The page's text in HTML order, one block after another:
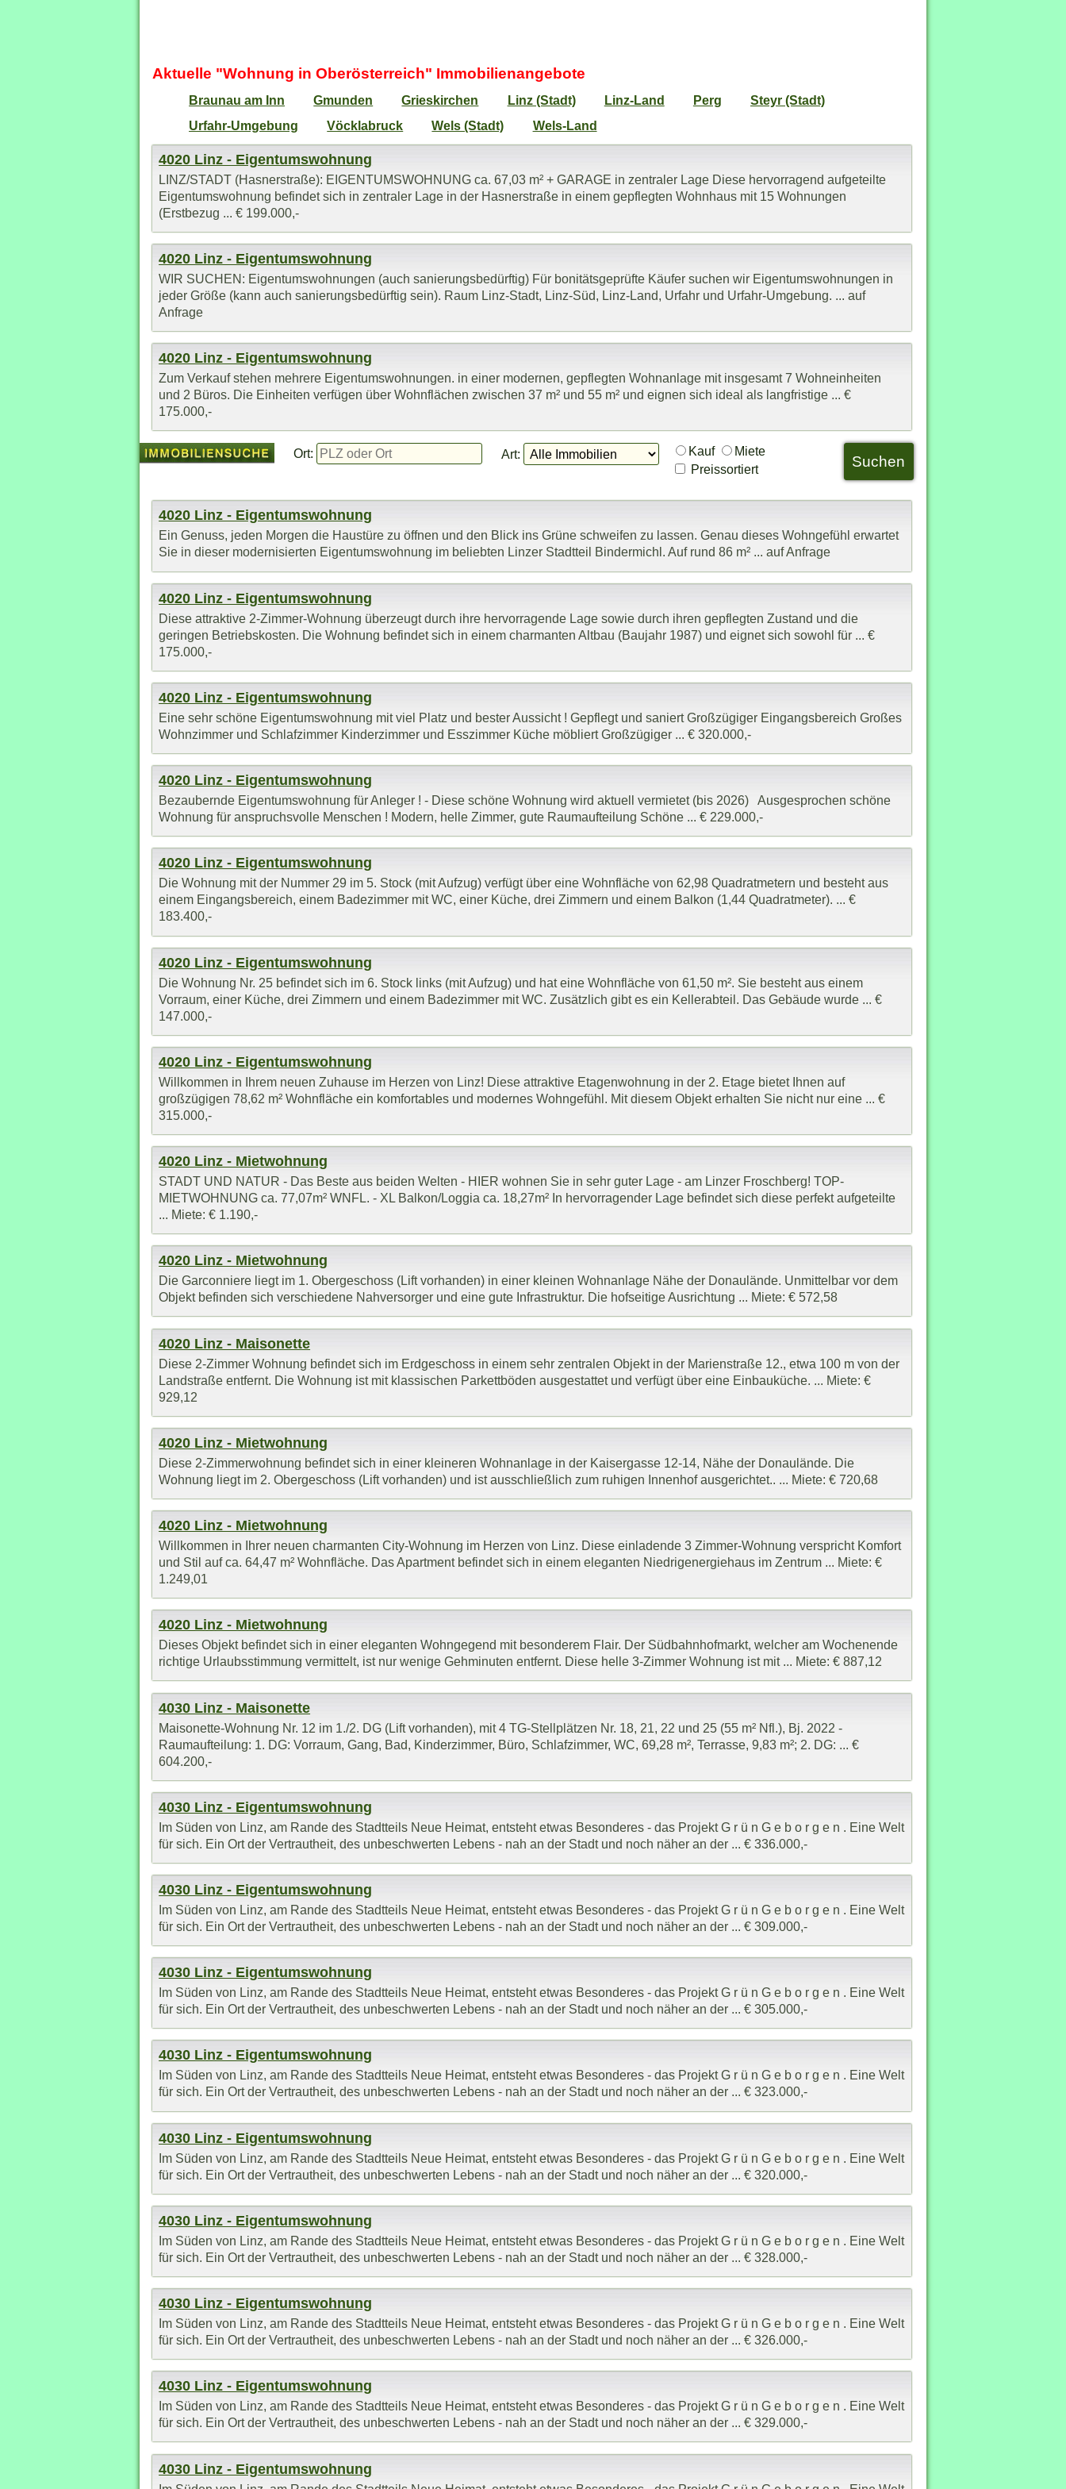
Aktuelle "Wohnung in Oberösterreich" Immobilienangebote
Braunau am Inn Gmunden Grieskirchen Linz (Stadt) Linz-Land Perg
Steyr (Stadt)
Urfahr-Umgebung
Vöcklabruck Wels (Stadt) Wels-Land
4020 Linz - Eigentumswohnung
LINZ/STADT (Hasnerstraße): EIGENTUMSWOHNUNG ca. 67,03 m² + GARAGE in zentraler Lage Diese hervorragend aufgeteilte
Eigentumswohnung befindet sich in zentraler Lage in der Hasnerstraße in einem gepflegten Wohnhaus mit 15 Wohnungen
(Erstbezug ... € 199.000,-
4020 Linz - Eigentumswohnung
WIR SUCHEN: Eigentumswohnungen (auch sanierungsbedürftig) Für bonitätsgeprüfte Käufer suchen wir Eigentumswohnungen in
jeder Größe (kann auch sanierungsbedürftig sein). Raum Linz-Stadt, Linz-Süd, Linz-Land, Urfahr und Urfahr-Umgebung. ... auf
Anfrage
4020 Linz - Eigentumswohnung
Zum Verkauf stehen mehrere Eigentumswohnungen. in einer modernen, gepflegten Wohnanlage mit insgesamt 7 Wohneinheiten
und 2 Büros. Die Einheiten verfügen über Wohnflächen zwischen 37 m² und 55 m² und eignen sich ideal als langfristige ... €
175.000,-
Ort: Art: Kauf
Miete
Preissortiert
4020 Linz - Eigentumswohnung
Ein Genuss, jeden Morgen die Haustüre zu öffnen und den Blick ins Grüne schweifen zu lassen. Genau dieses Wohngefühl erwartet
Sie in dieser modernisierten Eigentumswohnung im beliebten Linzer Stadtteil Bindermichl. Auf rund 86 m² ... auf Anfrage
4020 Linz - Eigentumswohnung
Diese attraktive 2-Zimmer-Wohnung überzeugt durch ihre hervorragende Lage sowie durch ihren gepflegten Zustand und die
geringen Betriebskosten. Die Wohnung befindet sich in einem charmanten Altbau (Baujahr 1987) und eignet sich sowohl für ... €
175.000,-
4020 Linz - Eigentumswohnung
Eine sehr schöne Eigentumswohnung mit viel Platz und bester Aussicht ! Gepflegt und saniert Großzügiger Eingangsbereich Großes
Wohnzimmer und Schlafzimmer Kinderzimmer und Esszimmer Küche möbliert Großzügiger ... € 320.000,-
4020 Linz - Eigentumswohnung
Bezaubernde Eigentumswohnung für Anleger ! - Diese schöne Wohnung wird aktuell vermietet (bis 2026) Ausgesprochen schöne
Wohnung für anspruchsvolle Menschen ! Modern, helle Zimmer, gute Raumaufteilung Schöne ... € 229.000,-
4020 Linz - Eigentumswohnung
Die Wohnung mit der Nummer 29 im 5. Stock (mit Aufzug) verfügt über eine Wohnfläche von 62,98 Quadratmetern und besteht aus
einem Eingangsbereich, einem Badezimmer mit WC, einer Küche, drei Zimmern und einem Balkon (1,44 Quadratmeter). ... €
183.400,-
4020 Linz - Eigentumswohnung
Die Wohnung Nr. 25 befindet sich im 6. Stock links (mit Aufzug) und hat eine Wohnfläche von 61,50 m². Sie besteht aus einem
Vorraum, einer Küche, drei Zimmern und einem Badezimmer mit WC. Zusätzlich gibt es ein Kellerabteil. Das Gebäude wurde ... €
147.000,-
4020 Linz - Eigentumswohnung
Willkommen in Ihrem neuen Zuhause im Herzen von Linz! Diese attraktive Etagenwohnung in der 2. Etage bietet Ihnen auf
großzügigen 78,62 m² Wohnfläche ein komfortables und modernes Wohngefühl. Mit diesem Objekt erhalten Sie nicht nur eine ... €
315.000,-
4020 Linz - Mietwohnung
STADT UND NATUR - Das Beste aus beiden Welten - HIER wohnen Sie in sehr guter Lage - am Linzer Froschberg! TOP-
MIETWOHNUNG ca. 77,07m² WNFL. - XL Balkon/Loggia ca. 18,27m² In hervorragender Lage befindet sich diese perfekt aufgeteilte
... Miete: € 1.190,-
4020 Linz - Mietwohnung
Die Garconniere liegt im 1. Obergeschoss (Lift vorhanden) in einer kleinen Wohnanlage Nähe der Donaulände. Unmittelbar vor dem
Objekt befinden sich verschiedene Nahversorger und eine gute Infrastruktur. Die hofseitige Ausrichtung ... Miete: € 572,58
4020 Linz - Maisonette
Diese 2-Zimmer Wohnung befindet sich im Erdgeschoss in einem sehr zentralen Objekt in der Marienstraße 12., etwa 100 m von der
Landstraße entfernt. Die Wohnung ist mit klassischen Parkettböden ausgestattet und verfügt über eine Einbauküche. ... Miete: €
929,12
4020 Linz - Mietwohnung
Diese 2-Zimmerwohnung befindet sich in einer kleineren Wohnanlage in der Kaisergasse 12-14, Nähe der Donaulände. Die
Wohnung liegt im 2. Obergeschoss (Lift vorhanden) und ist ausschließlich zum ruhigen Innenhof ausgerichtet.. ... Miete: € 720,68
4020 Linz - Mietwohnung
Willkommen in Ihrer neuen charmanten City-Wohnung im Herzen von Linz. Diese einladende 3 Zimmer-Wohnung verspricht Komfort
und Stil auf ca. 64,47 m² Wohnfläche. Das Apartment befindet sich in einem eleganten Niedrigenergiehaus im Zentrum ... Miete: €
1.249,01
4020 Linz - Mietwohnung
Dieses Objekt befindet sich in einer eleganten Wohngegend mit besonderem Flair. Der Südbahnhofmarkt, welcher am Wochenende
richtige Urlaubsstimmung vermittelt, ist nur wenige Gehminuten entfernt. Diese helle 3-Zimmer Wohnung ist mit ... Miete: € 887,12
4030 Linz - Maisonette
Maisonette-Wohnung Nr. 12 im 1./2. DG (Lift vorhanden), mit 4 TG-Stellplätzen Nr. 18, 21, 22 und 25 (55 m² Nfl.), Bj. 2022 -
Raumaufteilung: 1. DG: Vorraum, Gang, Bad, Kinderzimmer, Büro, Schlafzimmer, WC, 69,28 m², Terrasse, 9,83 m²; 2. DG: ... €
604.200,-
4030 Linz - Eigentumswohnung
Im Süden von Linz, am Rande des Stadtteils Neue Heimat, entsteht etwas Besonderes - das Projekt G r ü n G e b o r g e n . Eine Welt
für sich. Ein Ort der Vertrautheit, des unbeschwerten Lebens - nah an der Stadt und noch näher an der ... € 336.000,-
4030 Linz - Eigentumswohnung
Im Süden von Linz, am Rande des Stadtteils Neue Heimat, entsteht etwas Besonderes - das Projekt G r ü n G e b o r g e n . Eine Welt
für sich. Ein Ort der Vertrautheit, des unbeschwerten Lebens - nah an der Stadt und noch näher an der ... € 309.000,-
4030 Linz - Eigentumswohnung
Im Süden von Linz, am Rande des Stadtteils Neue Heimat, entsteht etwas Besonderes - das Projekt G r ü n G e b o r g e n . Eine Welt
für sich. Ein Ort der Vertrautheit, des unbeschwerten Lebens - nah an der Stadt und noch näher an der ... € 305.000,-
4030 Linz - Eigentumswohnung
Im Süden von Linz, am Rande des Stadtteils Neue Heimat, entsteht etwas Besonderes - das Projekt G r ü n G e b o r g e n . Eine Welt
für sich. Ein Ort der Vertrautheit, des unbeschwerten Lebens - nah an der Stadt und noch näher an der ... € 323.000,-
4030 Linz - Eigentumswohnung
Im Süden von Linz, am Rande des Stadtteils Neue Heimat, entsteht etwas Besonderes - das Projekt G r ü n G e b o r g e n . Eine Welt
für sich. Ein Ort der Vertrautheit, des unbeschwerten Lebens - nah an der Stadt und noch näher an der ... € 320.000,-
4030 Linz - Eigentumswohnung
Im Süden von Linz, am Rande des Stadtteils Neue Heimat, entsteht etwas Besonderes - das Projekt G r ü n G e b o r g e n . Eine Welt
für sich. Ein Ort der Vertrautheit, des unbeschwerten Lebens - nah an der Stadt und noch näher an der ... € 328.000,-
4030 Linz - Eigentumswohnung
Im Süden von Linz, am Rande des Stadtteils Neue Heimat, entsteht etwas Besonderes - das Projekt G r ü n G e b o r g e n . Eine Welt
für sich. Ein Ort der Vertrautheit, des unbeschwerten Lebens - nah an der Stadt und noch näher an der ... € 326.000,-
4030 Linz - Eigentumswohnung
Im Süden von Linz, am Rande des Stadtteils Neue Heimat, entsteht etwas Besonderes - das Projekt G r ü n G e b o r g e n . Eine Welt
für sich. Ein Ort der Vertrautheit, des unbeschwerten Lebens - nah an der Stadt und noch näher an der ... € 329.000,-
4030 Linz - Eigentumswohnung